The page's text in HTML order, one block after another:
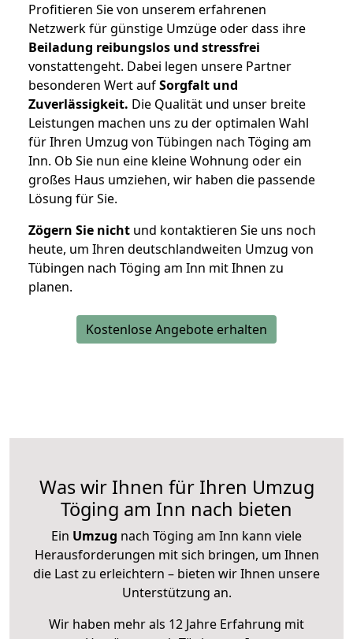
Profitieren Sie von unserem erfahrenen
Netzwerk für günstige Umzüge oder dass ihre
Beiladung reibungslos und stressfrei
vonstattengeht. Dabei legen unsere Partner
besonderen Wert aufSorgfalt und
Zuverlässigkeit. Die Qualität und unser breite
Leistungen machen uns zu der optimalen Wahl
für Ihren Umzug von Tübingen nach Töging am
Inn. Ob Sie nun eine kleine Wohnung oder ein
großes Haus umziehen, wir haben die passende
Lösung für Sie.
Zögern Sie nicht und kontaktieren Sie uns noch
heute, um Ihren deutschlandweiten Umzug von
Tübingen nach Töging am Inn mit Ihnen zu
planen.
Kostenlose Angebote erhalten
Was wir Ihnen für Ihren Umzug
Töging am Inn nach bieten
Ein Umzug nach Töging am Inn kann viele
Herausforderungen mit sich bringen, um Ihnen
die Last zu erleichtern – bieten wir Ihnen unsere
Unterstützung an.
Wir haben mehr als 12 Jahre Erfahrung mit